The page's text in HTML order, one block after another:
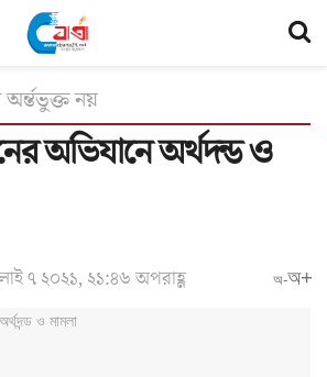
অর্ন্তভুক্ত নয়
অভিযানে অর্থদন্ড ও
৭ ২০২১, ২১:৪৬ অপরাহ্ণ অ-অ+